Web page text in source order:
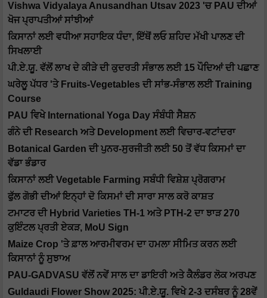
Vishwa Vidyalaya Anusandhan Utsav 2023 'ਚ PAU ਦੀਆਂ
ਖੋਜ ਪ੍ਰਾਪਤੀਆਂ ਸਾਂਝੀਆਂ
ਕਿਸਾਨਾਂ ਲਈ ਵਧੀਆ ਸਹਾਇਕ ਧੰਦਾ, ਇੱਥੋਂ ਲਓ ਸ਼ਹਿਦ ਮੱਖੀ ਪਾਲਣ ਦੀ
ਸਿਖਲਾਈ
ਪੀ.ਏ.ਯੂ. ਵੱਲੋਂ ਲਾਖ ਦੇ ਕੀੜੇ ਦੀ ਕੁਦਰਤੀ ਸੰਭਾਲ ਲਈ 15 ਪੌਦਿਆਂ ਦੀ ਪਛਾਣ
ਘਰੇਲੂ ਪੱਧਰ 'ਤੇ Fruits-Vegetables ਦੀ ਸਾਂਭ-ਸੰਭਾਲ ਲਈ Training
Course
PAU ਵਿਖੇ International Yoga Day ਸੰਬੰਧੀ ਸੈਸ਼ਨ
ਗੰਨੇ ਦੀ Research ਅਤੇ Development ਲਈ ਵਿਚਾਰ-ਵਟਾਂਦਰਾ
Botanical Garden ਦੀ ਪੁਨਰ-ਸੁਰਜੀਤੀ ਲਈ 50 ਤੋਂ ਵੱਧ ਕਿਸਮਾਂ ਦਾ
ਵੱਡਾ ਭੰਡਾਰ
ਕਿਸਾਨਾਂ ਲਈ Vegetable Farming ਸਬੰਧੀ ਵਿਸ਼ੇਸ਼ ਪ੍ਰੋਗਰਾਮ
ਫੁੱਲ ਗੋਭੀ ਦੀਆਂ ਇਨ੍ਹਾਂ ਦੋ ਕਿਸਮਾਂ ਦੀ ਸਾਰਾ ਸਾਲ ਕਰੋ ਕਾਸ਼ਤ
ਟਮਾਟਰ ਦੀ Hybrid Varieties TH-1 ਅਤੇ PTH-2 ਦਾ ਝਾੜ 270
ਕੁਇੰਟਲ ਪ੍ਰਤੀ ਏਕੜ, MoU Sign
Maize Crop 'ਤੇ ਫ਼ਾਲ ਆਰਮੀਵਰਮ ਦਾ ਹਮਲਾ ਸੀਮਿਤ ਕਰਨ ਲਈ
ਕਿਸਾਨਾਂ ਨੂੰ ਸੁਝਾਅ
PAU-GADVASU ਵੱਲੋਂ ਨਵੇਂ ਸਾਲ ਦਾ ਡਾਇਰੀ ਅਤੇ ਕੈਲੰਡਰ ਲੋਕ ਅਰਪਣ
Guldaudi Flower Show 2025: ਪੀ.ਏ.ਯੂ. ਵਿਖੇ 2-3 ਦਸੰਬਰ ਨੂੰ 28ਵੇਂ